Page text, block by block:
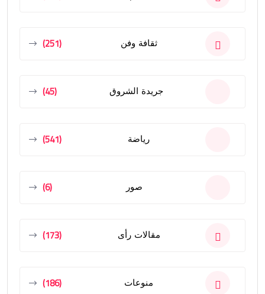
ثقافة وفن (251)
جريدة الشروق (45)
رياضة (541)
صور (6)
مقالات رأى (173)
منوعات (186)